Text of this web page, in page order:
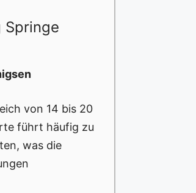
Springe
von 14 bis 20
führt häufig zu
was die